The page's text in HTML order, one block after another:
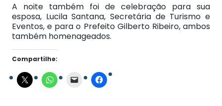
A noite também foi de celebração para sua
esposa, Lucila Santana, Secretária de Turismo e
Eventos, e para o Prefeito Gilberto Ribeiro, ambos
também homenageados.
Compartilhe: